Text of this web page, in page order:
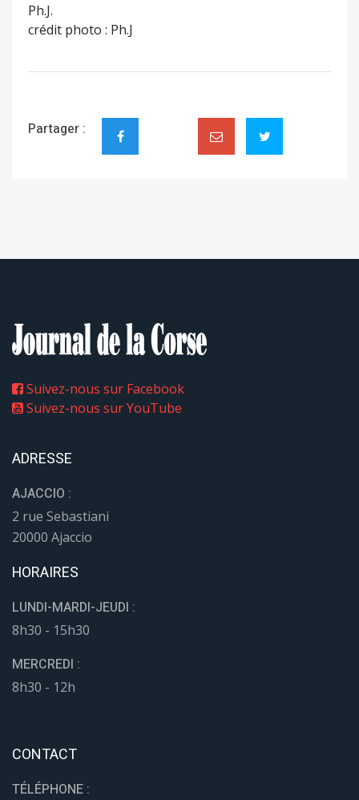
Ph.J.
crédit photo : Ph.J
Partager :
Suivez-nous sur Facebook
Suivez-nous sur YouTube
ADRESSE
AJACCIO :
2 rue Sebastiani
20000 Ajaccio
HORAIRES
LUNDI-MARDI-JEUDI :
8h30 - 15h30
MERCREDI :
8h30 - 12h
CONTACT
TÉLÉPHONE :